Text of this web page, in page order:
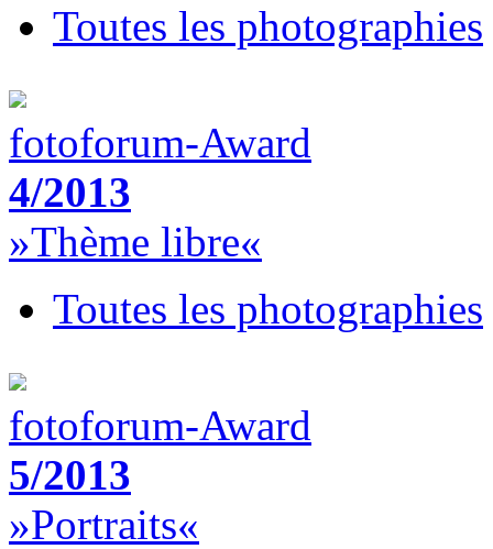
Toutes les photographies
fotoforum-Award
4/2013
»Thème libre«
Toutes les photographies
fotoforum-Award
5/2013
»Portraits«